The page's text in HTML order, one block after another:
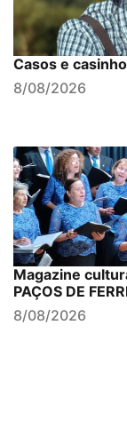
Casos e
8/08/2026
Magazine
PAÇOS DE
8/08/2026